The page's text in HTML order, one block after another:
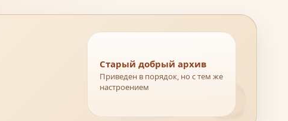
Старый добрый архив
Приведен в порядок, но с тем же
настроением